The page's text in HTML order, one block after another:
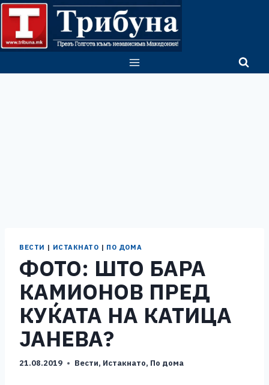
Skip
content
ВЕСТИ | ИСТАКНАТО | ПО ДОМА
ФОТО: ШТО БАРА
КАМИОНОВ ПРЕД
КУЌАТА НА КАТИЦА
ЈАНЕВА?
21.08.2019 Вести, Истакнато, По дома